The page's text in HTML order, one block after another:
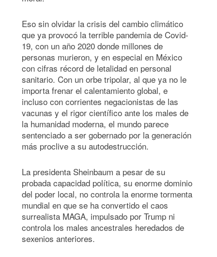
Eso sin olvidar la crisis del cambio climático
que ya provocó la terrible pandemia de Covid-
19, con un año 2020 donde millones de
personas murieron, y en especial en México
con cifras récord de letalidad en personal
sanitario. Con un orbe tripolar, al que ya no le
importa frenar el calentamiento global, e
incluso con corrientes negacionistas de las
vacunas y el rigor científico ante los males de
la humanidad moderna, el mundo parece
sentenciado a ser gobernado por la generación
más proclive a su autodestrucción.
La presidenta Sheinbaum a pesar de su
probada capacidad política, su enorme dominio
del poder local, no controla la enorme tormenta
mundial en que se ha convertido el caos
surrealista MAGA, impulsado por Trump ni
controla los males ancestrales heredados de
sexenios anteriores.